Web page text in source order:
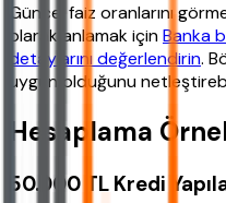
Güncel faiz oranlarını
olarak anlamak içinBanka
detaylarını değerlendirin.
uygun olduğunu
Hesaplama
50.000 TL Kredi